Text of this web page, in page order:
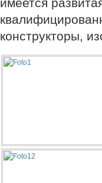
конструкторы,